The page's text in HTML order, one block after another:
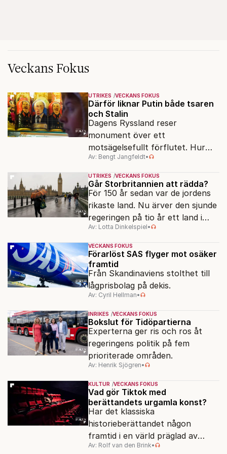
Veckans Fokus
UTRIKES VECKANS FOKUS
Därför liknar Putin både tsaren
och Stalin
Dagens Ryssland reser
monument över ett
motsägelsefullt förflutet. Hur
kunde två revolutioner förändra
hela samhället – utan att rubba
den ryska statsidén?
Av: Bengt Jangfeldt•
UTRIKES VECKANS FOKUS
Går Storbritannien att rädda?
För 150 år sedan var de jordens
rikaste land. Nu ärver den sjunde
regeringen på tio år ett land i
politiskt och ekonomiskt kaos.
Av: Lotta Dinkelspiel•
VECKANS FOKUS
Förarlöst SAS flyger mot osäker
framtid
Från Skandinaviens stolthet till
lågprisbolag på dekis.
Av: Cyril Hellman•
INRIKES VECKANS FOKUS
Bokslut för Tidöpartierna
Experterna ger ris och ros åt
regeringens politik på fem
prioriterade områden.
Av: Henrik Sjögren•
KULTUR VECKANS FOKUS
Vad gör Tiktok med
berättandets urgamla konst?
Har det klassiska
historieberättandet någon
framtid i en värld präglad av
underhållning, effektsökeri och
Av: Rolf van den Brink•